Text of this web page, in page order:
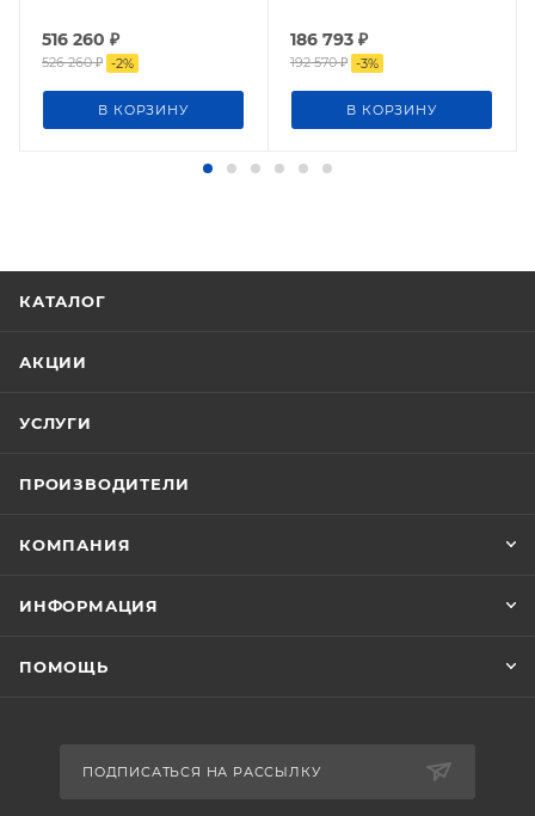
516 260 ₽
526 260₽ -2%
В КОРЗИНУ
186 793 ₽
192 570₽ -3%
В КОРЗИНУ
КАТАЛОГ
АКЦИИ
УСЛУГИ
ПРОИЗВОДИТЕЛИ
КОМПАНИЯ
ИНФОРМАЦИЯ
ПОМОЩЬ
ПОДПИСАТЬСЯ НА РАССЫЛКУ